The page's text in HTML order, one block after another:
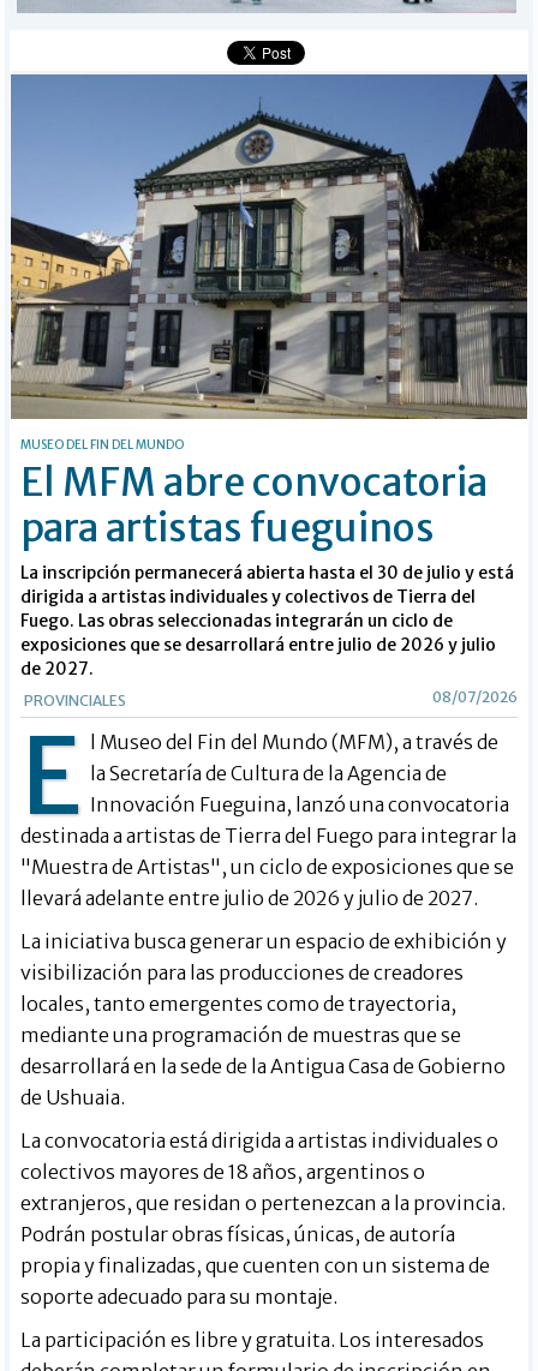
MUSEO DEL FIN DEL MUNDO
El MFM abre convocatoria
para artistas fueguinos
La inscripción permanecerá abierta hasta el 30 de julio y está
dirigida a artistas individuales y colectivos de Tierra del
Fuego. Las obras seleccionadas integrarán un ciclo de
exposiciones que se desarrollará entre julio de 2026 y julio
de 2027.
PROVINCIALES 08/07/2026
E
l Museo del Fin del Mundo (MFM), a través de
la Secretaría de Cultura de la Agencia de
Innovación Fueguina, lanzó una convocatoria
destinada a artistas de Tierra del Fuego para integrar la
"Muestra de Artistas", un ciclo de exposiciones que se
llevará adelante entre julio de 2026 y julio de 2027.
La iniciativa busca generar un espacio de exhibición y
visibilización para las producciones de creadores
locales, tanto emergentes como de trayectoria,
mediante una programación de muestras que se
desarrollará en la sede de la Antigua Casa de Gobierno
de Ushuaia.
La convocatoria está dirigida a artistas individuales o
colectivos mayores de 18 años, argentinos o
extranjeros, que residan o pertenezcan a la provincia.
Podrán postular obras físicas, únicas, de autoría
propia y finalizadas, que cuenten con un sistema de
soporte adecuado para su montaje.
La participación es libre y gratuita. Los interesados